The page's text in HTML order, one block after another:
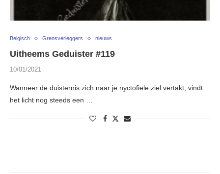
Belgisch Grensverleggers nieuws
Uitheems Geduister #119
10/01/2021
Wanneer de duisternis zich naar je nyctofiele ziel vertakt, vindt
het licht nog steeds een …